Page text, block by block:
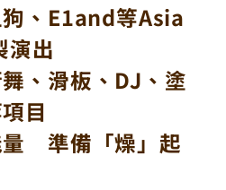
、E1and等Asia
演出
、滑板、DJ、塗
目
量 準備「燥」起